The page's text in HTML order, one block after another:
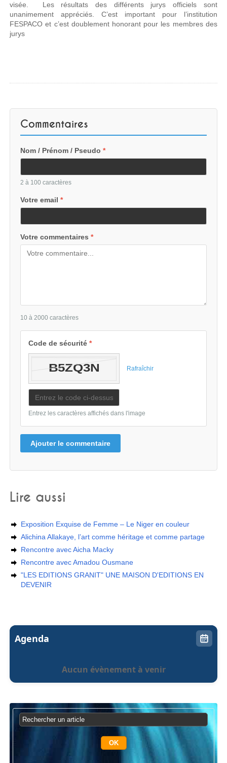
visée. Les résultats des différents jurys officiels sont
unanimement appréciés. C’est important pour l’institution
FESPACO et c’est doublement honorant pour les membres des
jurys
Commentaires
Nom / Prénom / Pseudo*
2 à 100 caractères
Votre email*
Votre commentaires*
10 à 2000 caractères
Code de sécurité*
Rafraîchir
Entrez les caractères affichés dans l'image
Ajouter le commentaire
Lire aussi
Exposition Exquise de Femme – Le Niger en couleur
Alichina Allakaye, l’art comme héritage et comme partage
Rencontre avec Aicha Macky
Rencontre avec Amadou Ousmane
"LES EDITIONS GRANIT" UNE MAISON D'EDITIONS EN
DEVENIR
Agenda
Aucun évènement à venir